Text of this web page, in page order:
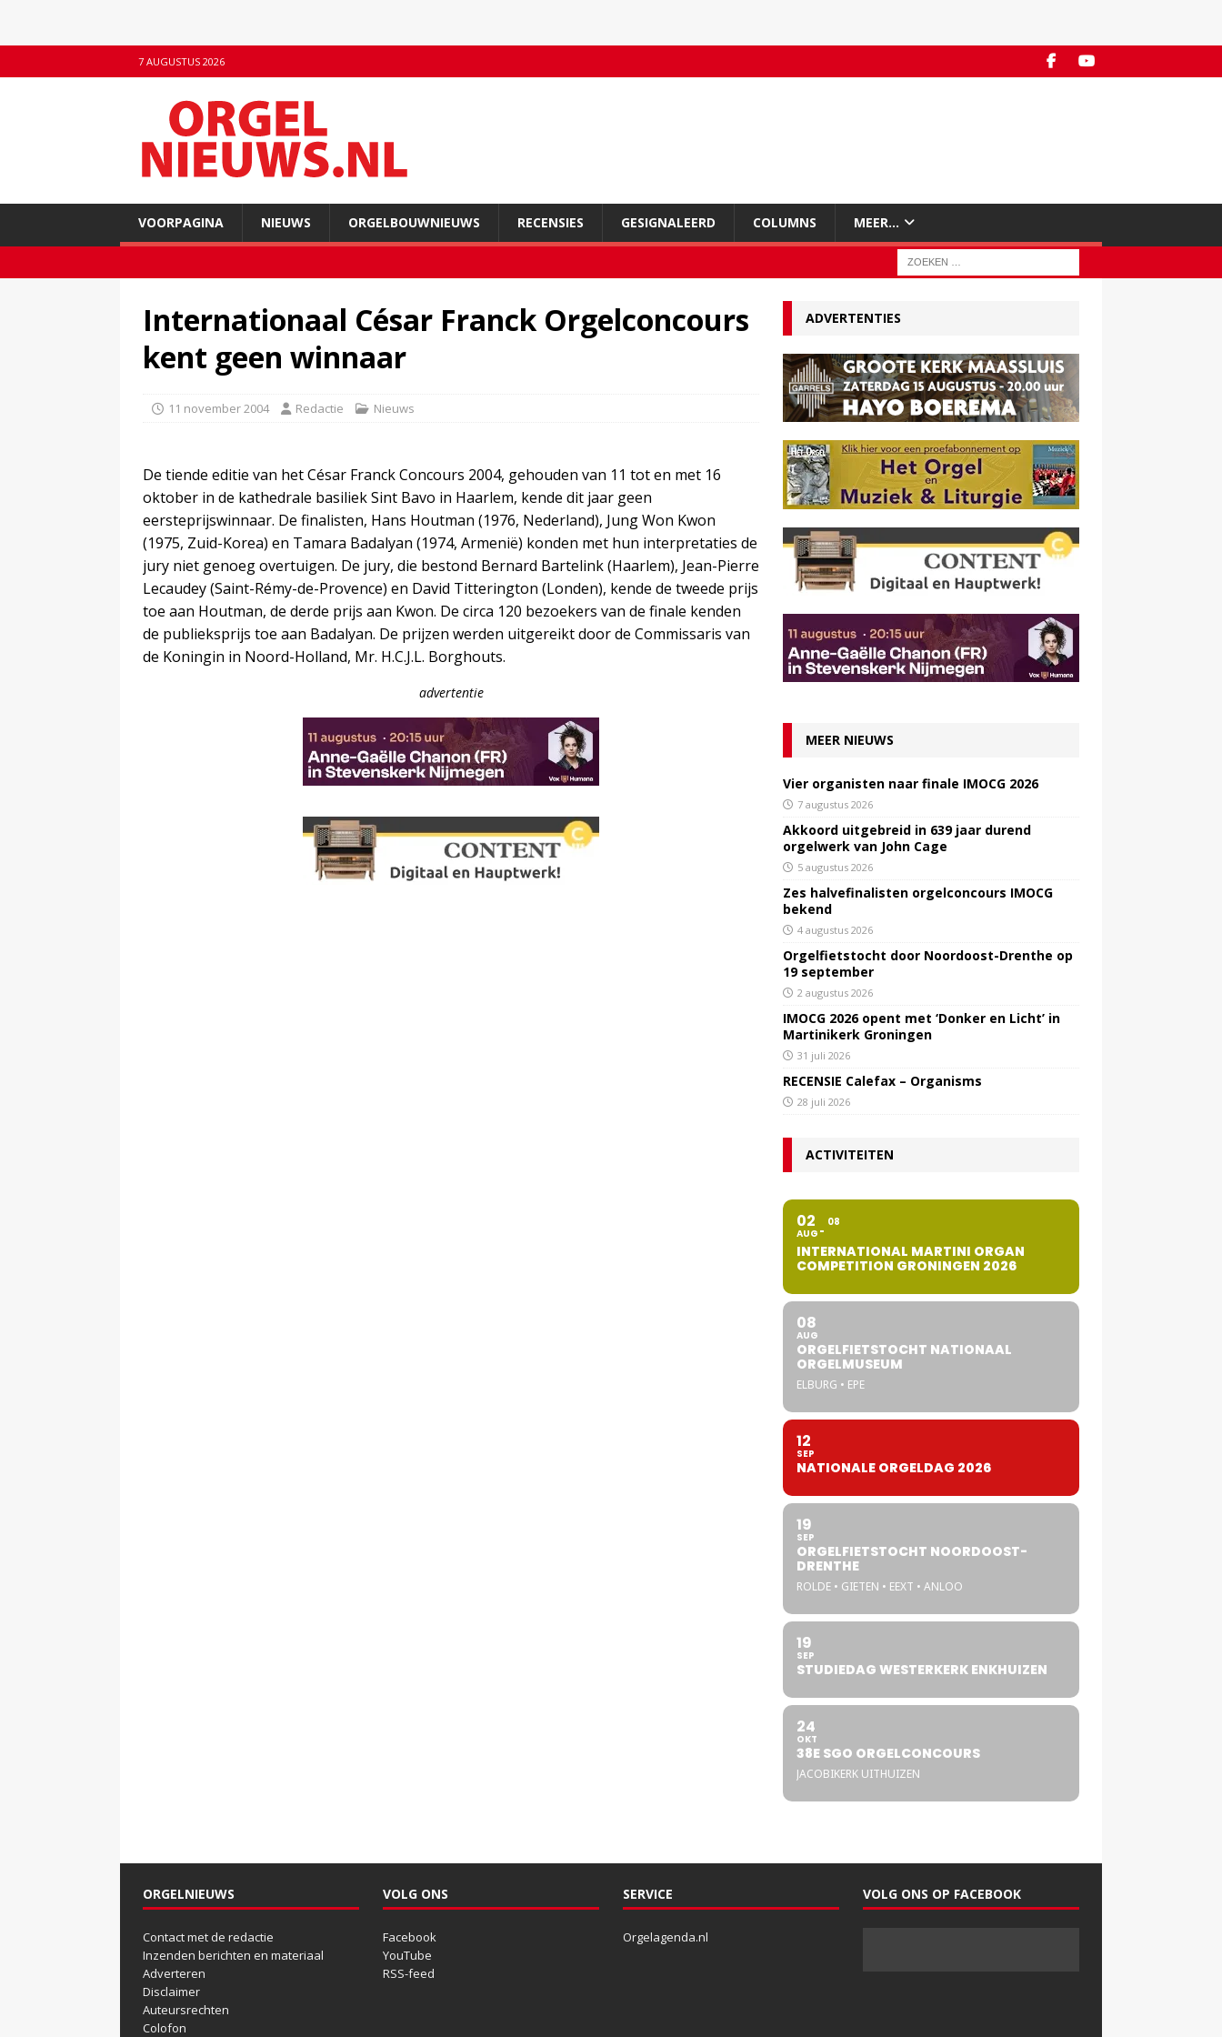
7 AUGUSTUS 2026
VOORPAGINA NIEUWS ORGELBOUWNIEUWS RECENSIES GESIGNALEERD COLUMNS MEER…
Internationaal César Franck Orgelconcours
kent geen winnaar
11 november 2004 Redactie Nieuws
De tiende editie van het César Franck Concours 2004, gehouden van 11 tot en met 16
oktober in de kathedrale basiliek Sint Bavo in Haarlem, kende dit jaar geen
eersteprijswinnaar. De finalisten, Hans Houtman (1976, Nederland), Jung Won Kwon
(1975, Zuid-Korea) en Tamara Badalyan (1974, Armenië) konden met hun interpretaties de
jury niet genoeg overtuigen. De jury, die bestond Bernard Bartelink (Haarlem), Jean-Pierre
Lecaudey (Saint-Rémy-de-Provence) en David Titterington (Londen), kende de tweede prijs
toe aan Houtman, de derde prijs aan Kwon. De circa 120 bezoekers van de finale kenden
de publieksprijs toe aan Badalyan. De prijzen werden uitgereikt door de Commissaris van
de Koningin in Noord-Holland, Mr. H.C.J.L. Borghouts.
advertentie
ADVERTENTIES
MEER NIEUWS
Vier organisten naar finale IMOCG 2026
7 augustus 2026
Akkoord uitgebreid in 639 jaar durend
orgelwerk van John Cage
5 augustus 2026
Zes halvefinalisten orgelconcours IMOCG
bekend
4 augustus 2026
Orgelfietstocht door Noordoost-Drenthe op
19 september
2 augustus 2026
IMOCG 2026 opent met ‘Donker en Licht’ in
Martinikerk Groningen
31 juli 2026
RECENSIE Calefax – Organisms
28 juli 2026
ACTIVITEITEN
02
AUG
08
INTERNATIONAL MARTINI ORGAN
COMPETITION GRONINGEN 2026
08
AUG
ORGELFIETSTOCHT NATIONAAL
ORGELMUSEUM
ELBURG • EPE
12
SEP
NATIONALE ORGELDAG 2026
19
SEP
ORGELFIETSTOCHT NOORDOOST-
DRENTHE
ROLDE • GIETEN • EEXT • ANLOO
19
SEP
STUDIEDAG WESTERKERK ENKHUIZEN
24
OKT
38E SGO ORGELCONCOURS
JACOBIKERK UITHUIZEN
ORGELNIEUWS
Contact met de redactie
Inzenden berichten en materiaal
Adverteren
Disclaimer
Auteursrechten
Colofon
VOLG ONS
Facebook
YouTube
RSS-feed
SERVICE
Orgelagenda.nl
VOLG ONS OP FACEBOOK